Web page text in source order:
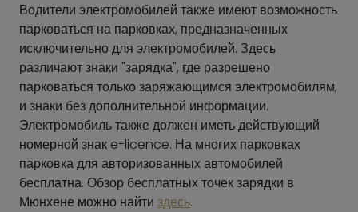
Водители электромобилей также имеют возможность
парковаться на парковках, предназначенных
исключительно для электромобилей. Здесь
различают знаки "зарядка", где разрешено
парковаться только заряжающимся электромобилям,
и знаки без дополнительной информации.
Электромобиль также должен иметь действующий
номерной знак e-licence. На многих парковках
парковка для авторизованных автомобилей
бесплатна. Обзор бесплатных точек зарядки в
Мюнхене можно найти здесь.